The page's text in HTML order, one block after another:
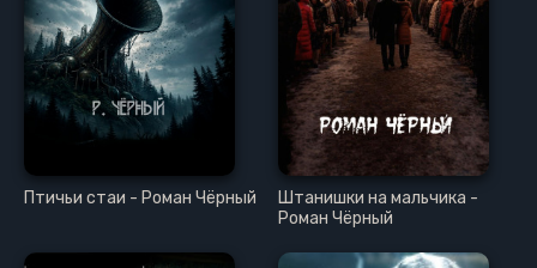
Птичьи стаи - Роман Чёрный
Штанишки на мальчика -
Роман Чёрный